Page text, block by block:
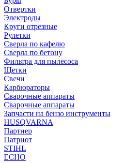
Отвертки
Электроды
Круги отрезные
Рулетки
Сверла по кафелю
Сверла по бетону
Фильтра для пылесоса
Щетки
Свечи
Карбюраторы
Сварочные аппараты
Сварочные аппараты
Запчасти на бензо инструменты
HUSQVARNA
Партнер
Патриот
STIHL
ECHO